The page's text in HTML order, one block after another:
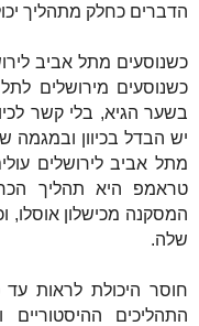
הדברים כחלק מתהליך
כשנוסעים מתל אביב
כשנוסעים מירושלים
בשער הגיא, בלי קשר
יש הבדל בכיוון ובמגמה
מתל אביב לירושלים
טראמפ היא תהליך
המסקנה מכישלון אוסלו,
שלה.
חוסר היכולת לראות
התהליכים ההיסטוריים